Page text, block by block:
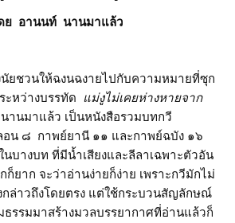
ย อานนท์ นานมาแล้ว
ยชวนให้ฉงนฉงายไปกับความหมายที่ซุก
ะหว่างบรรทัด แม่งูไม่เคยห่างหายจาก
นมาแล้ว เป็นหนังสือรวมบทกวี
น ๘ กาพย์ยานี ๑๑ และกาพย์ฉบัง ๑๖
บางบท ที่มีน้ำเสียงและลีลาเฉพาะตัวอัน
ก็ยาก จะว่าอ่านง่ายก็ง่าย เพราะกวีมักไม่
กล่าวถึงโดยตรง แต่ใช้กระบวนสัญลักษณ์
รรมมาสร้างมวลบรรยากาศที่อ่านแล้วก็